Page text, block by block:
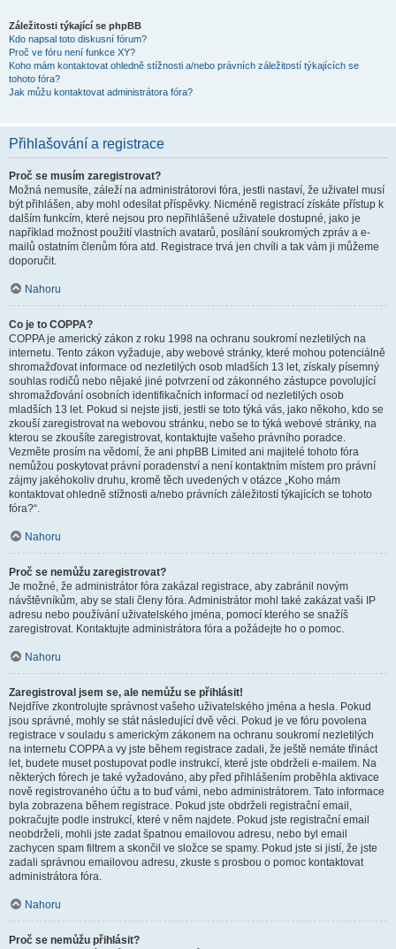
Záležitosti týkající se phpBB
Kdo napsal toto diskusní fórum?
Proč ve fóru není funkce XY?
Koho mám kontaktovat ohledně stížnosti a/nebo právních záležitostí týkajících se
tohoto fóra?
Jak můžu kontaktovat administrátora fóra?
Přihlašování a registrace
Proč se musím zaregistrovat?
Možná nemusíte, záleží na administrátorovi fóra, jestli nastaví, že uživatel musí
být přihlášen, aby mohl odesílat příspěvky. Nicméně registrací získáte přístup k
dalším funkcím, které nejsou pro nepřihlášené uživatele dostupné, jako je
například možnost použití vlastních avatarů, posílání soukromých zpráv a e-
mailů ostatním členům fóra atd. Registrace trvá jen chvíli a tak vám ji můžeme
doporučit.
Nahoru
Co je to COPPA?
COPPA je americký zákon z roku 1998 na ochranu soukromí nezletilých na
internetu. Tento zákon vyžaduje, aby webové stránky, které mohou potenciálně
shromažďovat informace od nezletilých osob mladších 13 let, získaly písemný
souhlas rodičů nebo nějaké jiné potvrzení od zákonného zástupce povolující
shromažďování osobních identifikačních informací od nezletilých osob
mladších 13 let. Pokud si nejste jisti, jestli se toto týká vás, jako někoho, kdo se
zkouší zaregistrovat na webovou stránku, nebo se to týká webové stránky, na
kterou se zkoušíte zaregistrovat, kontaktujte vašeho právního poradce.
Vezměte prosím na vědomí, že ani phpBB Limited ani majitelé tohoto fóra
nemůžou poskytovat právní poradenství a není kontaktním místem pro právní
zájmy jakéhokoliv druhu, kromě těch uvedených v otázce „Koho mám
kontaktovat ohledně stížnosti a/nebo právních záležitostí týkajících se tohoto
fóra?“.
Nahoru
Proč se nemůžu zaregistrovat?
Je možné, že administrátor fóra zakázal registrace, aby zabránil novým
návštěvníkům, aby se stali členy fóra. Administrátor mohl také zakázat vaši IP
adresu nebo používání uživatelského jména, pomocí kterého se snažíš
zaregistrovat. Kontaktujte administrátora fóra a požádejte ho o pomoc.
Nahoru
Zaregistroval jsem se, ale nemůžu se přihlásit!
Nejdříve zkontrolujte správnost vašeho uživatelského jména a hesla. Pokud
jsou správné, mohly se stát následující dvě věci. Pokud je ve fóru povolena
registrace v souladu s americkým zákonem na ochranu soukromí nezletilých
na internetu COPPA a vy jste během registrace zadali, že ještě nemáte třináct
let, budete muset postupovat podle instrukcí, které jste obdrželi e-mailem. Na
některých fórech je také vyžadováno, aby před přihlášením proběhla aktivace
nově registrovaného účtu a to buď vámi, nebo administrátorem. Tato informace
byla zobrazena během registrace. Pokud jste obdrželi registrační email,
pokračujte podle instrukcí, které v něm najdete. Pokud jste registrační email
neobdrželi, mohli jste zadat špatnou emailovou adresu, nebo byl email
zachycen spam filtrem a skončil ve složce se spamy. Pokud jste si jistí, že jste
zadali správnou emailovou adresu, zkuste s prosbou o pomoc kontaktovat
administrátora fóra.
Nahoru
Proč se nemůžu přihlásit?